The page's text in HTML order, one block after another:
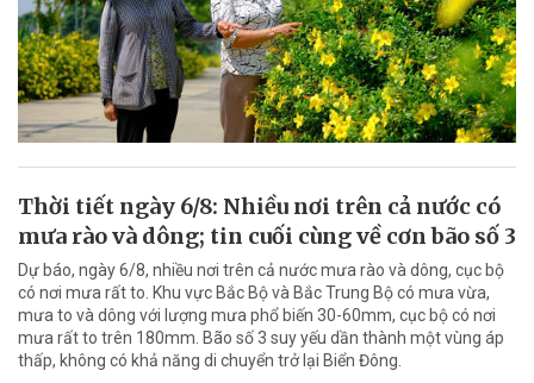
Thời tiết ngày 6/8: Nhiều nơi trên cả nước có
mưa rào và dông; tin cuối cùng về cơn bão số 3
Dự báo, ngày 6/8, nhiều nơi trên cả nước mưa rào và dông, cục bộ
có nơi mưa rất to. Khu vực Bắc Bộ và Bắc Trung Bộ có mưa vừa,
mưa to và dông với lượng mưa phổ biến 30-60mm, cục bộ có nơi
mưa rất to trên 180mm. Bão số 3 suy yếu dần thành một vùng áp
thấp, không có khả năng di chuyển trở lại Biển Đông.